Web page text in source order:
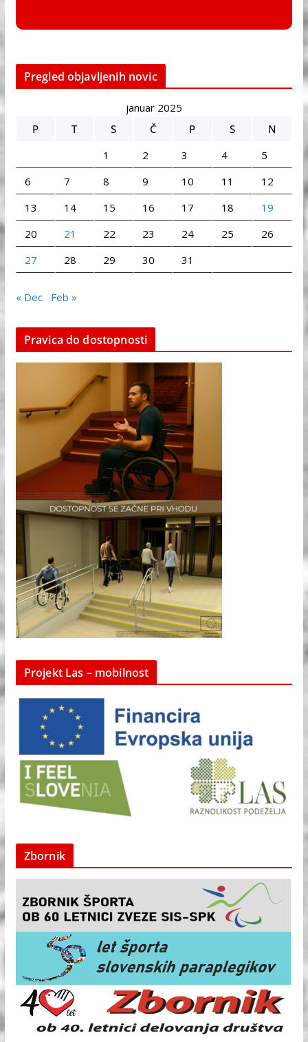
Pregled objavljenih novic
januar 2025
P
T S Č P S
N
1
2 3 4
5
6
7 8 9 10 11
12
13
14 15 16 17 18
19
20
21 22 23 24 25
26
27
28 29 30 31
« Dec Feb »
Pravica do dostopnosti
Projekt Las – mobilnost
Zbornik